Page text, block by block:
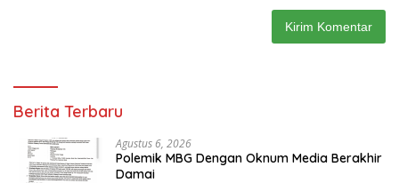
Berita Terbaru
Agustus 6, 2026
Polemik MBG Dengan Oknum Media Berakhir
Damai